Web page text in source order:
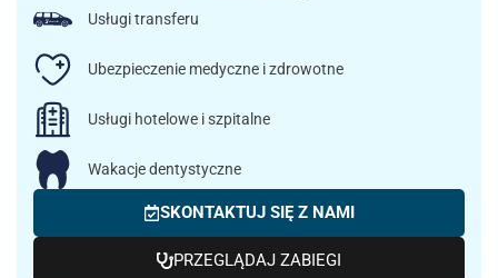
Usługi transferu
Ubezpieczenie medyczne i zdrowotne
Usługi hotelowe i szpitalne
Wakacje dentystyczne
SKONTAKTUJ SIĘ Z NAMI
PRZEGLĄDAJ ZABIEGI